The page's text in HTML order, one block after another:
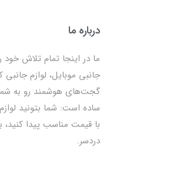
درباره ما
ما در اینجا تمام تلاش خود
جانبی موبایل، لوازم
گجت‌های هوشمند رو به
ساده است: شما بتونید
با قیمت مناسب پیدا
دردسر.